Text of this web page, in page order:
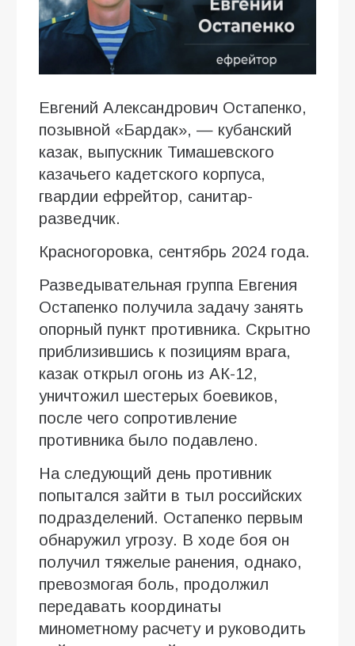
Евгений Александрович Остапенко,
позывной «Бардак», — кубанский
казак, выпускник Тимашевского
казачьего кадетского корпуса,
гвардии ефрейтор, санитар-
разведчик.
Красногоровка, сентябрь 2024 года.
Разведывательная группа Евгения
Остапенко получила задачу занять
опорный пункт противника. Скрытно
приблизившись к позициям врага,
казак открыл огонь из АК-12,
уничтожил шестерых боевиков,
после чего сопротивление
противника было подавлено.
На следующий день противник
попытался зайти в тыл российских
подразделений. Остапенко первым
обнаружил угрозу. В ходе боя он
получил тяжелые ранения, однако,
превозмогая боль, продолжил
передавать координаты
минометному расчету и руководить